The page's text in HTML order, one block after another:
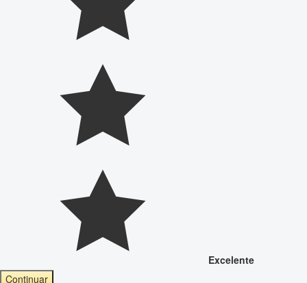
Excelente
Continuar